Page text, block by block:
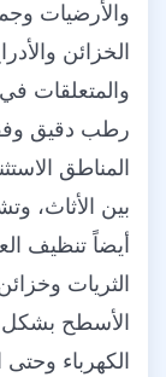
والأرضيات
الخزائن
والمتعلقات
رطب دقيق
المناطق
بين الأثاث،
أيضاً تنظيف
الثريات
الأسطح بشكل
الكهرباء